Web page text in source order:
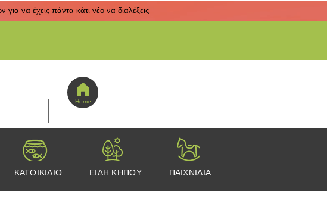
να έχεις πάντα κάτι νέο να διαλέξεις
Home
ΚΑΤΟΙΚΙΔΙΟ ΕΙΔΗ ΚΗΠΟΥ ΠΑΙΧΝΙΔΙΑ